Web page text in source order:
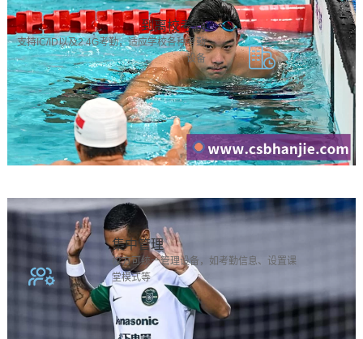
到离校考勤
支持IC/ID以及2.4G考勤，适应学校各种考勤
设备
集中管理
校方可统一管理设备，如考勤信息、设置课
堂模式等